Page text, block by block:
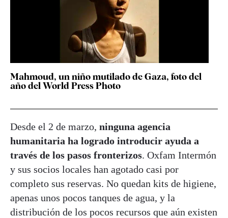
Mahmoud, un niño mutilado de Gaza, foto del
año del World Press Photo
Desde el 2 de marzo, ninguna agencia
humanitaria ha logrado introducir ayuda a
través de los pasos fronterizos. Oxfam Intermón
y sus socios locales han agotado casi por
completo sus reservas. No quedan kits de higiene,
apenas unos pocos tanques de agua, y la
distribución de los pocos recursos que aún existen